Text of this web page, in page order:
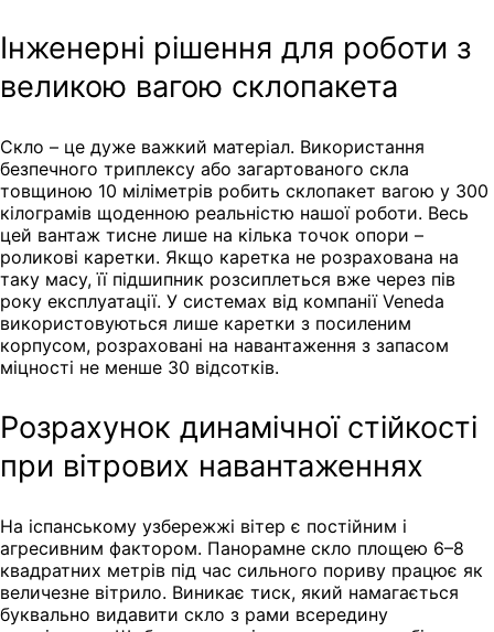
Інженерні рішення для роботи з
великою вагою склопакета
Скло – це дуже важкий матеріал. Використання
безпечного триплексу або загартованого скла
товщиною 10 міліметрів робить склопакет вагою у 300
кілограмів щоденною реальністю нашої роботи. Весь
цей вантаж тисне лише на кілька точок опори –
роликові каретки. Якщо каретка не розрахована на
таку масу, її підшипник розсиплеться вже через пів
року експлуатації. У системах від компанії Veneda
використовуються лише каретки з посиленим
корпусом, розраховані на навантаження з запасом
міцності не менше 30 відсотків.
Розрахунок динамічної стійкості
при вітрових навантаженнях
На іспанському узбережжі вітер є постійним і
агресивним фактором. Панорамне скло площею 6–8
квадратних метрів під час сильного пориву працює як
величезне вітрило. Виникає тиск, який намагається
буквально видавити скло з рами всередину